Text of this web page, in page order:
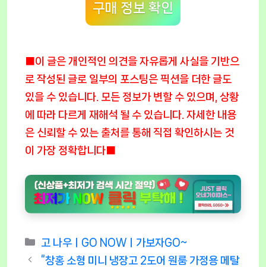
구매 정보 확인
■이 글은 개인적인 의견을 자유롭게 사실을 기반으
로 작성된 글로 일부의 포스팅은 픽션을 더한 글도
있을 수 있습니다. 모든 정보가 변할 수 있으며, 상황
에 따라 다르게 재해석 될 수 있습니다. 자세한 내용
은 신뢰할 수 있는 출처를 통해 직접 확인하시는 것
이 가장 정확합니다■
Categories
고 나우ㅣGO NOWㅣ가보자GO~
“창홍 소형 미니 냉장고 2도어 원룸 가정용 메탈